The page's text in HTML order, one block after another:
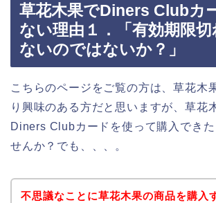
草花木果でDiners Clubカ
ない理由１．「有効期限切
ないのではないか？」
こちらのページをご覧の方は、草花木
り興味のある方だと思いますが、草花
Diners Clubカードを使って購入できた
せんか？でも、、、。
不思議なことに草花木果の商品を購入